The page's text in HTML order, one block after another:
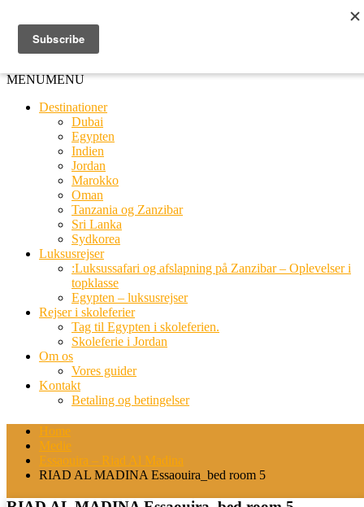
MENUMENU
Destinationer
Dubai
Egypten
Indien
Jordan
Marokko
Oman
Tanzania og Zanzibar
Sri Lanka
Sydkorea
Luksusrejser
:Luksussafari og afslapning på Zanzibar – Oplevelser i
topklasse
Egypten – luksusrejser
Rejser i skoleferier
Tag til Egypten i skoleferien.
Skoleferie i Jordan
Om os
Vores guider
Kontakt
Betaling og betingelser
Home
Medie
Essaouira – Riad Al Madina
RIAD AL MADINA Essaouira_bed room 5